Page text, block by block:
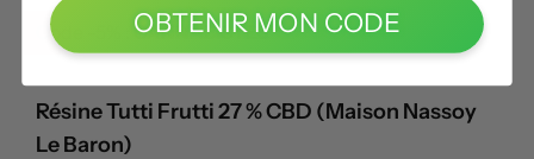
Code -5% : CANNABISTE5
Résine Tutti Frutti 27 % CBD (Maison Nassoy
Le Baron)
OBTENIR MON CODE